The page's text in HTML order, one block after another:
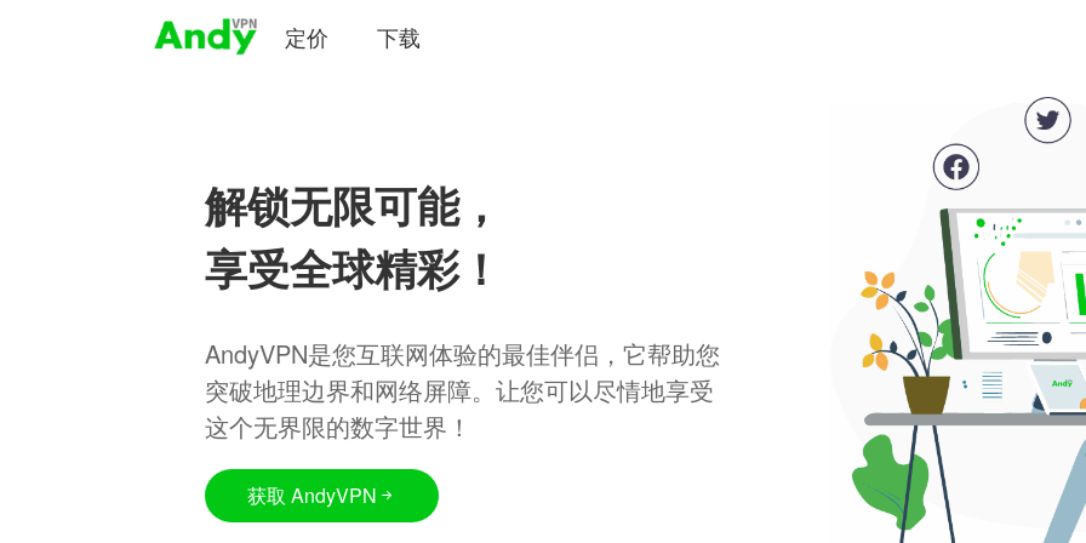
定价 下载
解锁无限可能，
享受全球精彩！
AndyVPN是您互联网体验的最佳伴侣，它帮助您
突破地理边界和网络屏障。让您可以尽情地享受
这个无界限的数字世界！
获取 AndyVPN